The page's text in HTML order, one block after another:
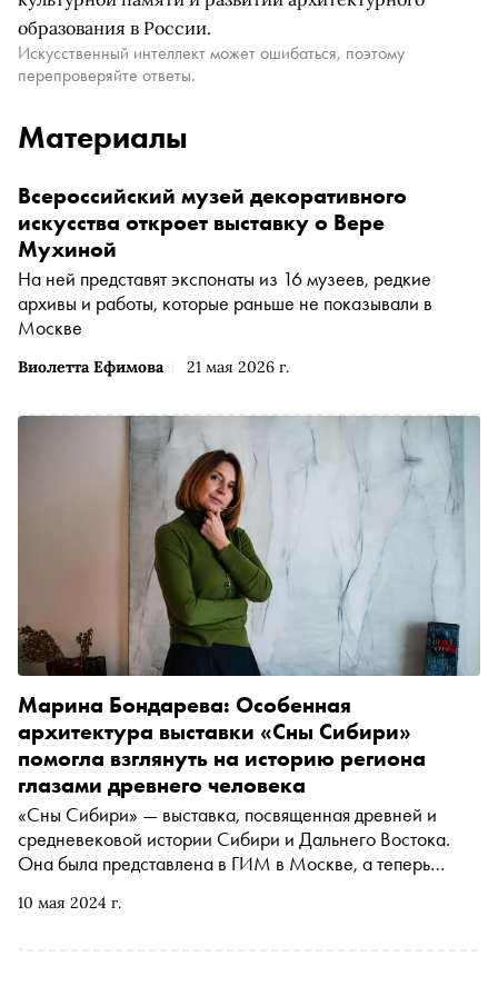
образования в России.
Искусственный интеллект может ошибаться, поэтому
перепроверяйте ответы.
Материалы
Виолетта Ефимова 21 мая 2026 г.
Всероссийский музей декоративного
искусства откроет выставку о Вере
Мухиной
На ней представят экспонаты из 16 музеев, редкие
архивы и работы, которые раньше не показывали в
Москве
10 мая 2024 г.
Марина Бондарева: Особенная
архитектура выставки «Сны Сибири»
помогла взглянуть на историю региона
глазами древнего человека
«Сны Сибири» — выставка, посвященная древней и
средневековой истории Сибири и Дальнего Востока.
Она была представлена в ГИМ в Москве, а теперь
Мариной Бондаревой, идеологом и вдохновителем